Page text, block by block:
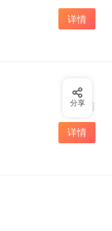
详情
13天前
详情
分享